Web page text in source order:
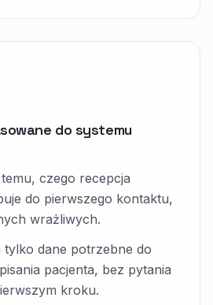
do systemu
czego recepcja
do pierwszego kontaktu,
wrażliwych.
dane potrzebne do
pacjenta, bez pytania
kroku.